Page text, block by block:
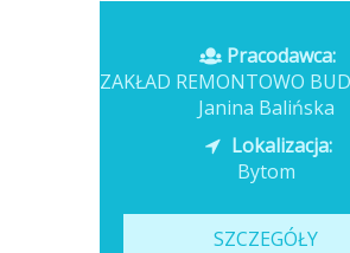
Pracodawca:
ZAKŁAD REMONTOWO
Janina Balińska
Lokalizacja:
Bytom
SZCZEGÓŁY